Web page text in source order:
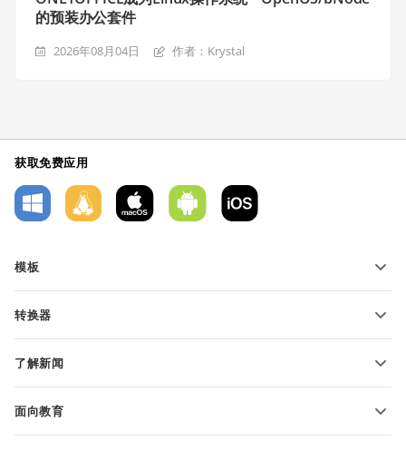
的预装办公套件
2026年08月04日 作者：Krystal
获取免费应用
模板
文本文档模板
转换器
转换电子表格
了解新闻
面向教育